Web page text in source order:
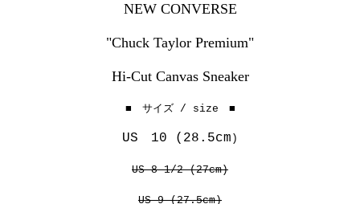
NEW CONVERSE
"Chuck Taylor Premium"
Hi-Cut Canvas Sneaker
■ サイズ / size ■
US 10 (28.5cm )
US 8 1/2 (27cm)
US 9 (27.5cm)